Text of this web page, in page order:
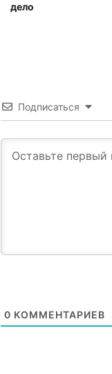
дело
Подписаться
0 КОММЕНТАРИЕВ